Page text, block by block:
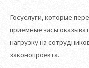
Госуслуги, которые
приёмные часы
нагрузку на
законопроекта.